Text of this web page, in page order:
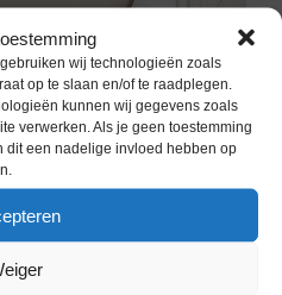
wij technologieën zoals
op te slaan en/of te raadplegen.
kunnen wij gegevens zoals
verwerken. Als je geen toestemming
dit een nadelige invloed hebben op